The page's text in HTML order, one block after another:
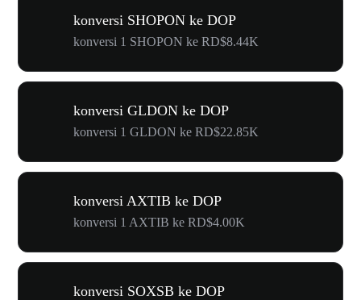
konversi SHOPON ke DOP
konversi 1 SHOPON ke RD$8.44K
konversi GLDON ke DOP
konversi 1 GLDON ke RD$22.85K
konversi AXTIB ke DOP
konversi 1 AXTIB ke RD$4.00K
konversi SOXSB ke DOP